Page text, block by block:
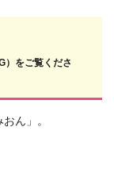
をご覧くださ
ん」。